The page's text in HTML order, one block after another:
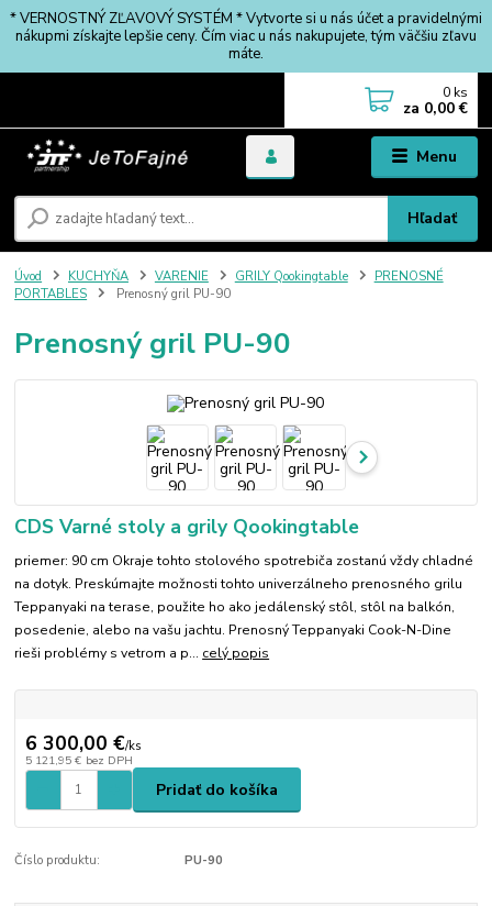
* VERNOSTNÝ ZĽAVOVÝ SYSTÉM * Vytvorte si u nás účet a pravidelnými
nákupmi získajte lepšie ceny. Čím viac u nás nakupujete, tým väčšiu zľavu
máte.
Menu
Hľadať
0 ks
za 0,00 €
Úvod KUCHYŇA VARENIE GRILY Qookingtable
PRENOSNÉ
PORTABLES
Prenosný gril PU-90
Prenosný gril PU-90
CDS Varné stoly a grily Qookingtable
priemer: 90 cm Okraje tohto stolového spotrebiča zostanú vždy chladné
na dotyk. Preskúmajte možnosti tohto univerzálneho prenosného grilu
Teppanyaki na terase, použite ho ako jedálenský stôl, stôl na balkón,
posedenie, alebo na vašu jachtu. Prenosný Teppanyaki Cook-N-Dine
rieši problémy s vetrom a p... celý popis
6 300,00 €/ks
5 121,95 € bez DPH
Pridať do košíka
Číslo produktu: PU-90